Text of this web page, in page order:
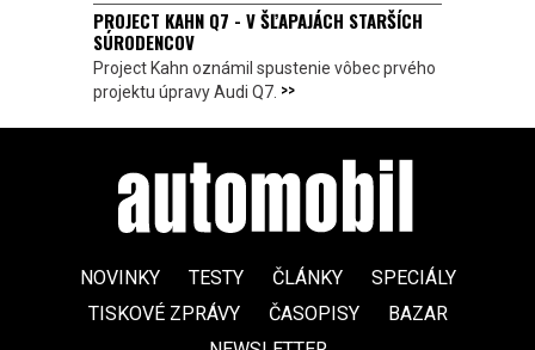
PROJECT KAHN Q7 - V ŠĽAPAJÁCH STARŠÍCH
SÚRODENCOV
Project Kahn oznámil spustenie vôbec prvého
projektu úpravy Audi Q7. >>
NOVINKY TESTY ČLÁNKY
SPECIÁLY
TISKOVÉ ZPRÁVY
ČASOPISY
BAZAR